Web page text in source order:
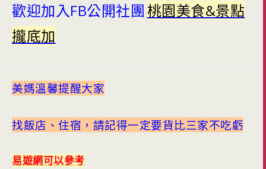
歡迎加入FB公開社團桃園美食&景點
攏底加
美媽溫馨提醒大家
找飯店、住宿，請記得一定要貨比三家不吃虧
易遊網可以參考